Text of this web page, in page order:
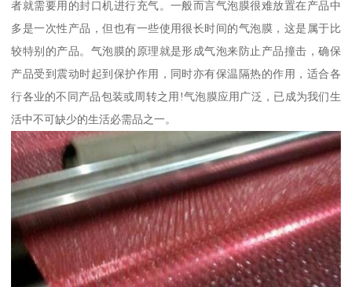
者就需要用的封口机进行充气。一般而言气泡膜很难放置在产品中
多是一次性产品，但也有一些使用很长时间的气泡膜，这是属于比
较特别的产品。气泡膜的原理就是形成气泡来防止产品撞击，确保
产品受到震动时起到保护作用，同时亦有保温隔热的作用，适合各
行各业的不同产品包装或周转之用!气泡膜应用广泛，已成为我们生
活中不可缺少的生活必需品之一。